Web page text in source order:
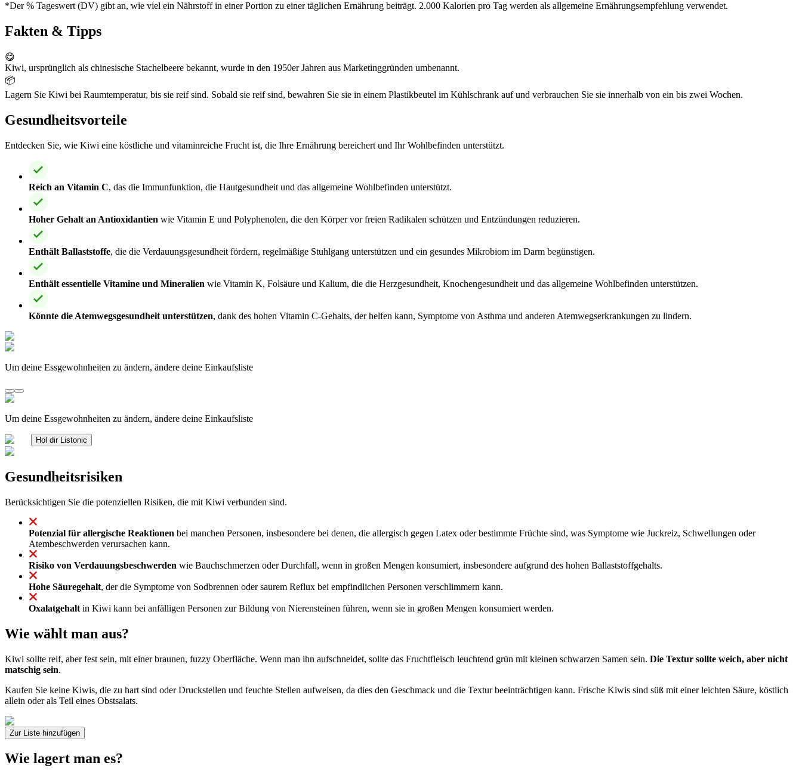
*Der % Tageswert (DV) gibt an, wie viel ein Nährstoff in einer Portion zu einer täglichen Ernährung beiträgt. 2.000 Kalorien pro Tag werden als allgemeine Ernährungsempfehlung verwendet.
Fakten & Tipps
😋
Kiwi, ursprünglich als chinesische Stachelbeere bekannt, wurde in den 1950er Jahren aus Marketinggründen umbenannt.
📦
Lagern Sie Kiwi bei Raumtemperatur, bis sie reif sind. Sobald sie reif sind, bewahren Sie sie in einem Plastikbeutel im Kühlschrank auf und verbrauchen Sie sie innerhalb von ein bis zwei Wochen.
Gesundheitsvorteile
Entdecken Sie, wie Kiwi eine köstliche und vitaminreiche Frucht ist, die Ihre Ernährung bereichert und Ihr Wohlbefinden unterstützt.
Reich an Vitamin C, das die Immunfunktion, die Hautgesundheit und das allgemeine Wohlbefinden unterstützt.
Hoher Gehalt an Antioxidantien wie Vitamin E und Polyphenolen, die den Körper vor freien Radikalen schützen und Entzündungen reduzieren.
Enthält Ballaststoffe, die die Verdauungsgesundheit fördern, regelmäßige Stuhlgang unterstützen und ein gesundes Mikrobiom im Darm begünstigen.
Enthält essentielle Vitamine und Mineralien wie Vitamin K, Folsäure und Kalium, die die Herzgesundheit, Knochengesundheit und das allgemeine Wohlbefinden unterstützen.
Könnte die Atemwegsgesundheit unterstützen, dank des hohen Vitamin C-Gehalts, der helfen kann, Symptome von Asthma und anderen Atemwegserkrankungen zu lindern.
Um deine Essgewohnheiten zu ändern, ändere deine Einkaufsliste
Um deine Essgewohnheiten zu ändern, ändere deine Einkaufsliste
Hol dir Listonic
Gesundheitsrisiken
Berücksichtigen Sie die potenziellen Risiken, die mit Kiwi verbunden sind.
Potenzial für allergische Reaktionen bei manchen Personen, insbesondere bei denen, die allergisch gegen Latex oder bestimmte Früchte sind, was Symptome wie Juckreiz, Schwellungen oder
Atembeschwerden verursachen kann.
Risiko von Verdauungsbeschwerden wie Bauchschmerzen oder Durchfall, wenn in großen Mengen konsumiert, insbesondere aufgrund des hohen Ballaststoffgehalts.
Hohe Säuregehalt, der die Symptome von Sodbrennen oder saurem Reflux bei empfindlichen Personen verschlimmern kann.
Oxalatgehalt in Kiwi kann bei anfälligen Personen zur Bildung von Nierensteinen führen, wenn sie in großen Mengen konsumiert werden.
Wie wählt man aus?
Kiwi sollte reif, aber fest sein, mit einer braunen, fuzzy Oberfläche. Wenn man ihn aufschneidet, sollte das Fruchtfleisch leuchtend grün mit kleinen schwarzen Samen sein. Die Textur sollte weich, aber nicht
matschig sein.
Kaufen Sie keine Kiwis, die zu hart sind oder Druckstellen und feuchte Stellen aufweisen, da dies den Geschmack und die Textur beeinträchtigen kann. Frische Kiwis sind süß mit einer leichten Säure, köstlich
allein oder als Teil eines Obstsalats.
Zur Liste hinzufügen
Wie lagert man es?